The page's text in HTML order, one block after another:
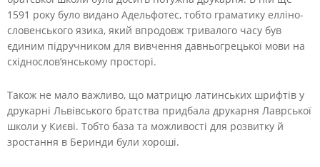
1591 року було видано Адельфотес, тобто граматику елліно-
словенського язика, який впродовж тривалого часу був
єдиним підручником для вивчення давньогрецької мови на
східнослов’янському просторі.
Також не мало важливо, що матрицю латинських шрифтів у
друкарні Львівського братства придбала друкарня Лаврської
школи у Києві. Тобто база та можливості для розвитку й
зростання в Беринди були хороші.